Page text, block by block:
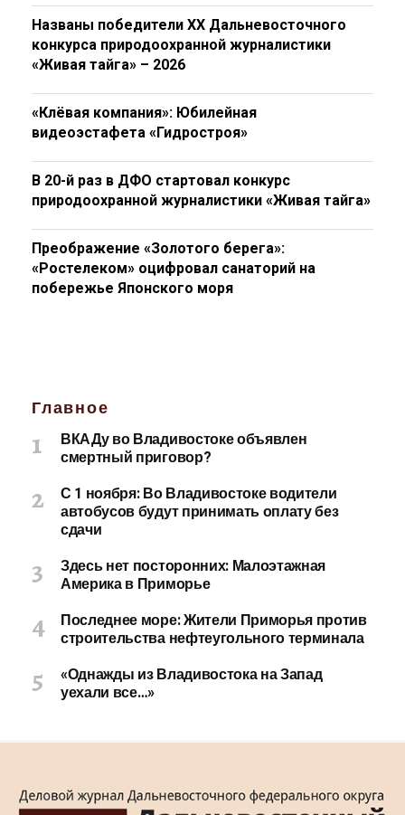
Названы победители XX Дальневосточного
конкурса природоохранной журналистики
«Живая тайга» – 2026
«Клёвая компания»: Юбилейная
видеоэстафета «Гидростроя»
В 20-й раз в ДФО стартовал конкурс
природоохранной журналистики «Живая тайга»
Преображение «Золотого берега»:
«Ростелеком» оцифровал санаторий на
побережье Японского моря
Главное
ВКАДу во Владивостоке объявлен
смертный приговор?
С 1 ноября: Во Владивостоке водители
автобусов будут принимать оплату без
сдачи
Здесь нет посторонних: Малоэтажная
Америка в Приморье
Последнее море: Жители Приморья против
строительства нефтеугольного терминала
«Однажды из Владивостока на Запад
уехали все…»